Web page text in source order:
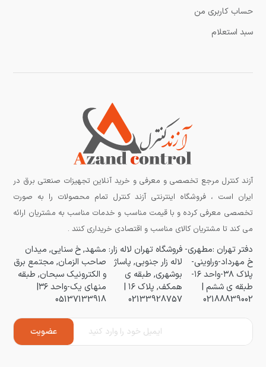
حساب کاربری من
سبد استعلام
آزند کنترل مرجع تخصصی و معرفی و خرید آنلاین تجهیزات صنعتی برق در
ایران است ، فروشگاه اینترنتی آزند کنترل تمام محصولات را به صورت
تخصصی معرفی کرده و با قیمت مناسب و خدمات مناسب به مشتریان ارائه
می کند تا مشتریان کالای مناسب و اقتصادی خریداری کنند .
دفتر تهران :مطهری-
خ مهرداد-وراوینی-
پلاک ۳۸-واحد ۱۶-
طبقه ی ششم |
02188839002
فروشگاه تهران لاله زار:
لاله زار جنوبی, پاساژ
بوشهری, طبقه ی
همکف, پلاک ۱۶ |
02133928757
مشهد, خ سنایی, میدان
صاحب الزمان, مجتمع برق
و الکترونیک سبحان, طبقه
منهای یک-واحد ۳۶|
05137133918